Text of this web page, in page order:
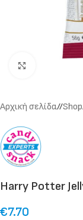
Αρχική σελίδα/ Shop
Harry Potter
€7.70